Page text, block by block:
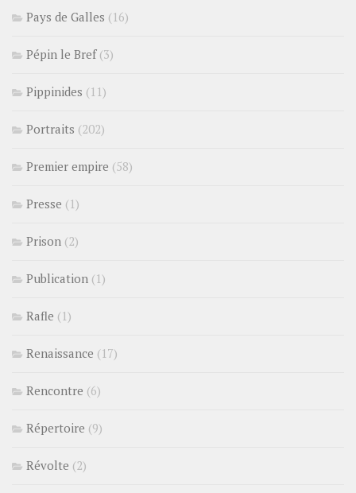
Pays de Galles (16)
Pépin le Bref(3)
Pippinides (11)
Portraits (202)
Premier empire (58)
Presse (1)
Prison (2)
Publication (1)
Rafle (1)
Renaissance (17)
Rencontre (6)
Répertoire (9)
Révolte (2)